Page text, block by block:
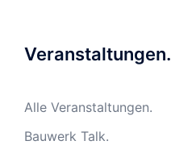
Veranstaltungen.
Alle Veranstaltungen.
Bauwerk Talk.